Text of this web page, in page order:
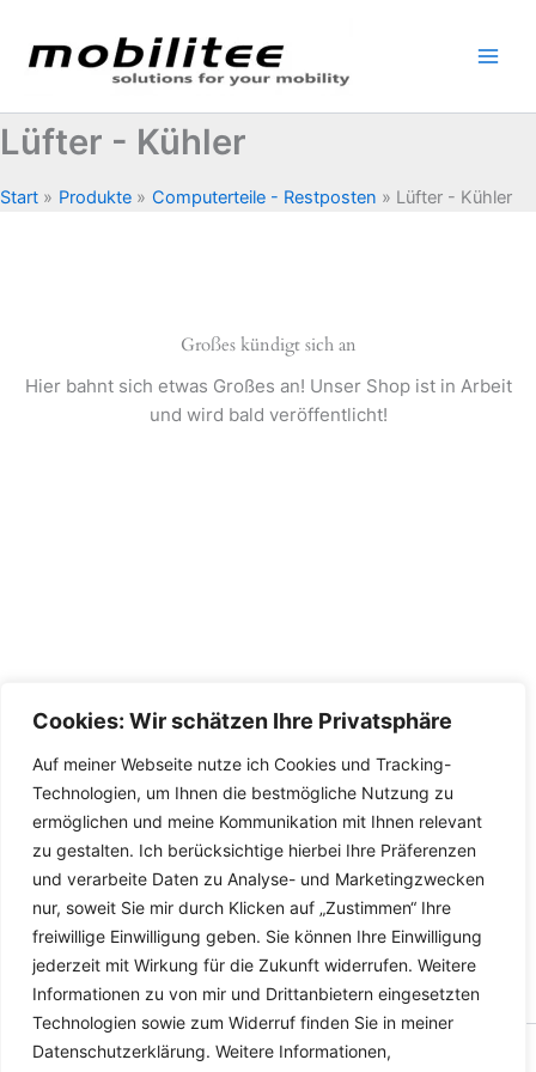
Cookies: Wir schätzen Ihre Privatsphäre
Auf meiner Webseite nutze ich Cookies und Tracking-
Technologien, um Ihnen die bestmögliche Nutzung zu
ermöglichen und meine Kommunikation mit Ihnen relevant
zu gestalten. Ich berücksichtige hierbei Ihre Präferenzen
und verarbeite Daten zu Analyse- und Marketingzwecken
nur, soweit Sie mir durch Klicken auf „Zustimmen“ Ihre
freiwillige Einwilligung geben. Sie können Ihre Einwilligung
jederzeit mit Wirkung für die Zukunft widerrufen. Weitere
Informationen zu von mir und Drittanbietern eingesetzten
Technologien sowie zum Widerruf finden Sie in meiner
Datenschutzerklärung. Weitere Informationen,
Inhalt
springen
Lüfter - Kühler
Start Produkte Computerteile - Restposten Lüfter - Kühler
Großes kündigt sich an
Hier bahnt sich etwas Großes an! Unser Shop ist in Arbeit
und wird bald veröffentlicht!
Copyright © 2026 Versandhandel für Fahrzeugteile, Ersatzteile